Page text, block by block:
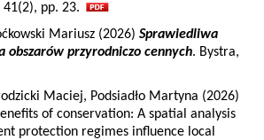
pp. 23.
Mariusz (2026) Sprawiedliwa
obszarów przyrodniczo cennych. Bystra,
Maciej, Podsiadło Martyna (2026)
of conservation: A spatial analysis
protection regimes influence local